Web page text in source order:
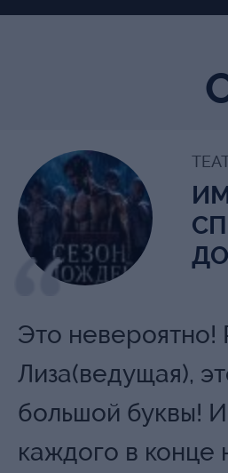
Это невероятно!
Лиза(ведущая),
большой буквы! И
каждого в конце